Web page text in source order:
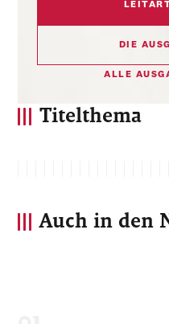
Titelthema
DIE
ALLE
Auch in den